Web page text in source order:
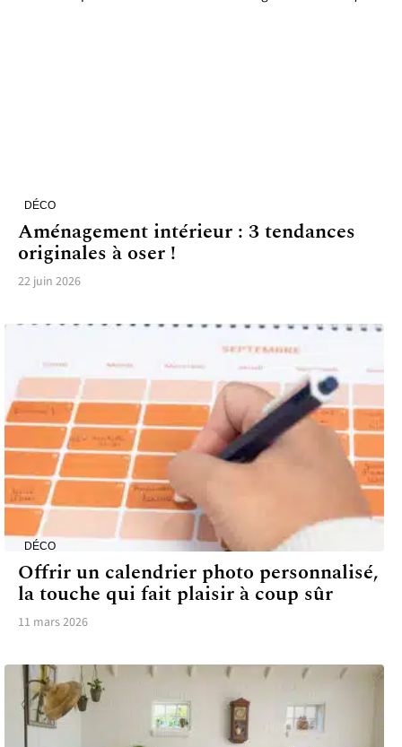
DÉCO
Aménagement intérieur : 3 tendances
originales à oser !
22 juin 2026
DÉCO
Offrir un calendrier photo personnalisé,
la touche qui fait plaisir à coup sûr
11 mars 2026